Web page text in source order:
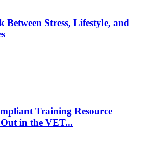
Stress, Lifestyle, and
Training Resource
in the VET...